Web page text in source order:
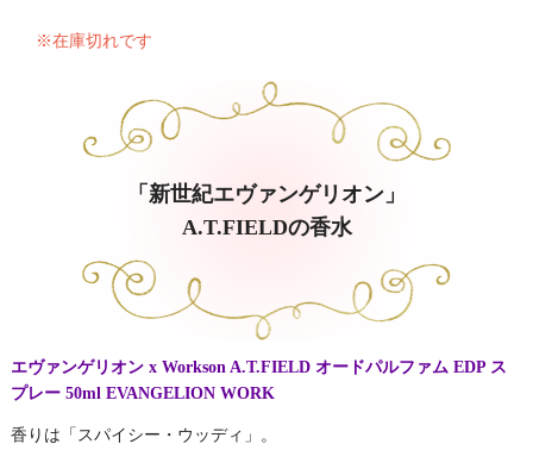
※在庫切れです
「新世紀エヴァンゲリオン」
A.T.FIELDの香水
エヴァンゲリオン x Workson A.T.FIELD オードパルファム EDP ス
プレー 50ml EVANGELION WORK
香りは「スパイシー・ウッディ」。